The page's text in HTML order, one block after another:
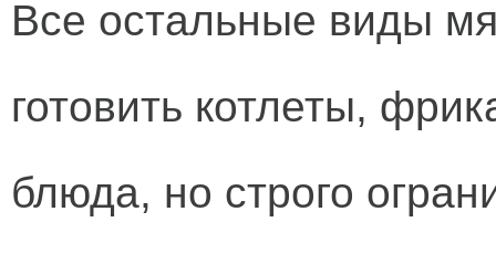
Все остальные виды
готовить котлеты,
блюда, но строго